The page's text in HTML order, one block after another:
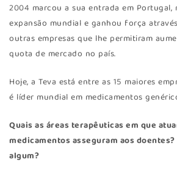
2004 marcou a sua entrada em
expansão mundial e ganhou força
outras empresas que lhe permitiram
quota de mercado no país.
Hoje, a Teva está entre as 15 maiores
é líder mundial em medicamentos
Quais as áreas terapêuticas em que
medicamentos asseguram aos
algum?